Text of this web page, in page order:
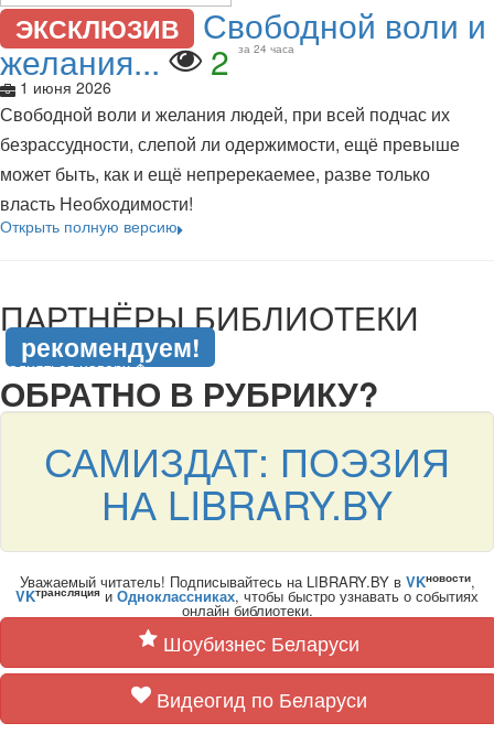
ЭКСКЛЮЗИВ Свободной воли и
желания... 2 за 24 часа
1 июня 2026
Свободной воли и желания людей, при всей подчас их
безрассудности, слепой ли одержимости, ещё превыше
может быть, как и ещё непререкаемее, разве только
власть Необходимости!
Открыть полную версию
ПАРТНЁРЫ БИБЛИОТЕКИ
рекомендуем!
подняться наверх ↑
ОБРАТНО В РУБРИКУ?
САМИЗДАТ: ПОЭЗИЯ
НА LIBRARY.BY
Уважаемый читатель! Подписывайтесь на LIBRARY.BY в VKновости,
VKтрансляция и Одноклассниках, чтобы быстро узнавать о событиях
онлайн библиотеки.
Шоубизнес Беларуси
Видеогид по Беларуси